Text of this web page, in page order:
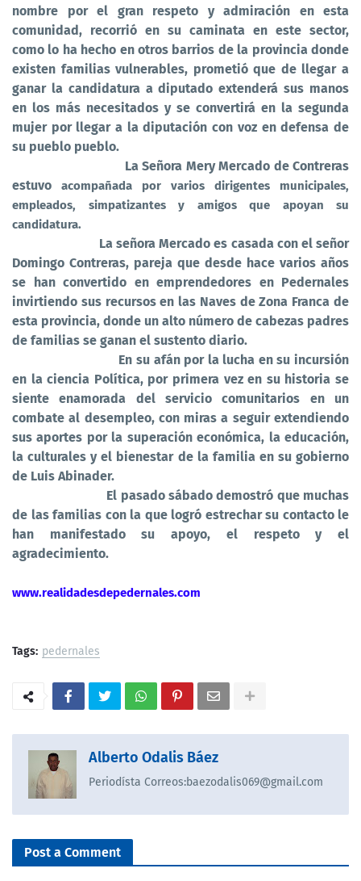
nombre por el gran respeto y admiración en esta
comunidad, recorrió en su caminata en este sector,
como lo ha hecho en otros barrios de la provincia donde
existen familias vulnerables, prometió que de llegar a
ganar la candidatura a diputado extenderá sus manos
en los más necesitados y se convertirá en la segunda
mujer por llegar a la diputación con voz en defensa de
su pueblo pueblo.
La Señora Mery Mercado de Contreras
estuvo acompañada por varios dirigentes municipales,
empleados, simpatizantes y amigos que apoyan su
candidatura.
La señora Mercado es casada con el señor
Domingo Contreras, pareja que desde hace varios años
se han convertido en emprendedores en Pedernales
invirtiendo sus recursos en las Naves de Zona Franca de
esta provincia, donde un alto número de cabezas padres
de familias se ganan el sustento diario.
En su afán por la lucha en su incursión
en la ciencia Política, por primera vez en su historia se
siente enamorada del servicio comunitarios en un
combate al desempleo, con miras a seguir extendiendo
sus aportes por la superación económica, la educación,
la culturales y el bienestar de la familia en su gobierno
de Luis Abinader.
El pasado sábado demostró que muchas
de las familias con la que logró estrechar su contacto le
han manifestado su apoyo, el respeto y el
agradecimiento.
www.realidadesdepedernales.com
Tags: pedernales
Alberto Odalis Báez
Periodísta Correos:baezodalis069@gmail.com
Post a Comment